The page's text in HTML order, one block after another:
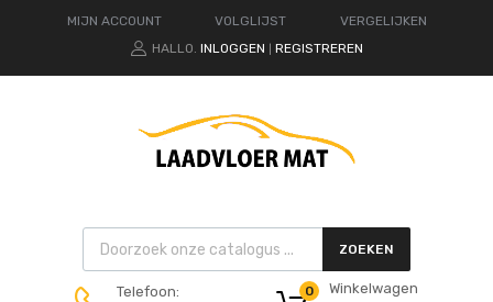
MIJN ACCOUNT VOLGLIJST
VERGELIJKEN
HALLO. INLOGGEN REGISTREREN
Products search ZOEKEN
Telefoon: Winkelwagen
0